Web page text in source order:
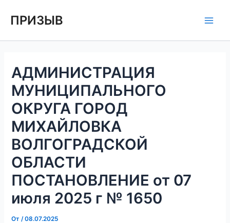
ПРИЗЫВ
АДМИНИСТРАЦИЯ
МУНИЦИПАЛЬНОГО
ОКРУГА ГОРОД
МИХАЙЛОВКА
ВОЛГОГРАДСКОЙ
ОБЛАСТИ
ПОСТАНОВЛЕНИЕ от 07
июля 2025 г № 1650
От /08.07.2025
по